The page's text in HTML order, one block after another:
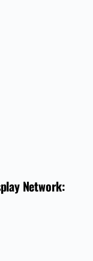
Network: